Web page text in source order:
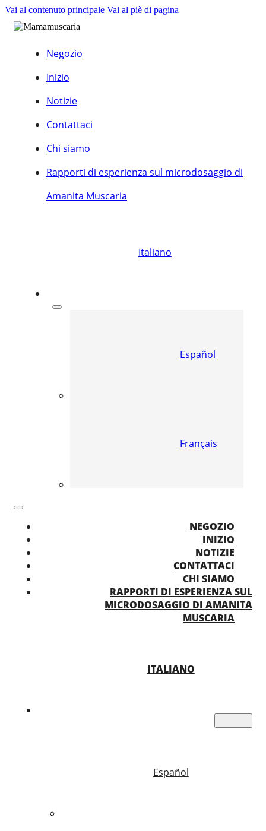
Vai al contenuto principale Vai al piè di pagina
Negozio
Inizio
Notizie
Contattaci
Chi siamo
Rapporti di esperienza sul microdosaggio di
Amanita Muscaria
Italiano
Español
Français
NEGOZIO
INIZIO
NOTIZIE
CONTATTACI
CHI SIAMO
RAPPORTI DI ESPERIENZA SUL
MICRODOSAGGIO DI AMANITA
MUSCARIA
ITALIANO
Español